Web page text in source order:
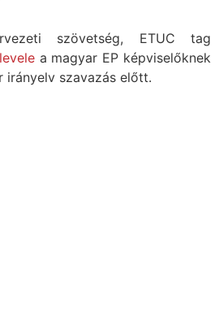
szövetség, ETUC tag
a magyar EP képviselőknek
irányelv szavazás előtt.